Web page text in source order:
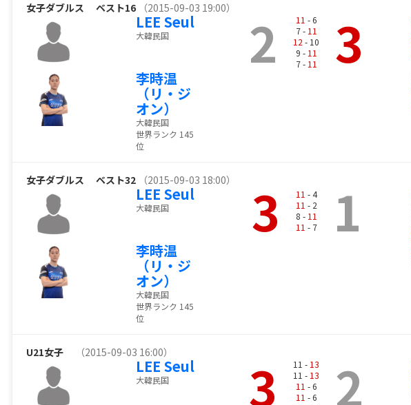
女子ダブルス ベスト16 （2015-09-03 19:00）
LEE Seul
大韓民国
李時温
（リ・ジ
オン）
大韓民国
世界ランク 145
位
2 11 - 6
7 - 11
12 - 10
9 - 11
7 - 11 3
女子ダブルス ベスト32 （2015-09-03 18:00）
LEE Seul
大韓民国
李時温
（リ・ジ
オン）
大韓民国
世界ランク 145
位
3 11 - 4
11 - 2
8 - 11
11 - 7 1
U21女子 （2015-09-03 16:00）
LEE Seul
大韓民国 3 11 - 13
11 - 13
11 - 6
11 - 6
2